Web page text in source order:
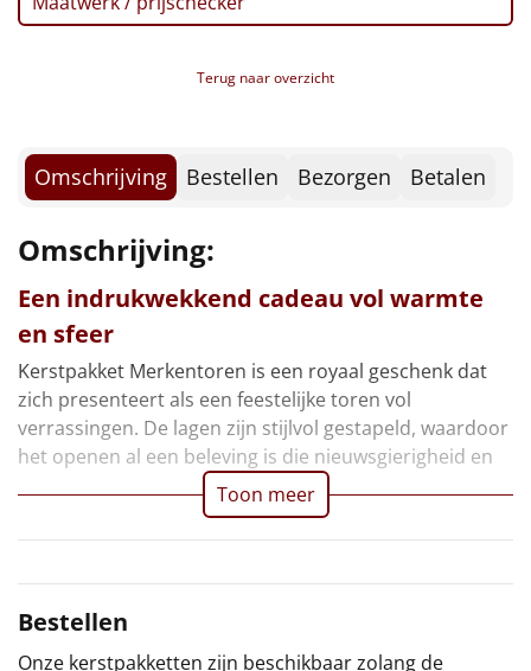
Borrelplank
NIEUW
Noodradio NIEUW
Deken (fleece plaid)
Alle artikelen
Overige
Ideeën
Personeel
Particulier
Koekreep, 90 gr
Toast 'Teamwork', 100 gr
Haverkoekjes 'Amazing', 135 gr
Team Magazine
Postcode Loterij Lot
Verpakt in een feestelijke kerstdoos, 39 x 29 x 30 cm
Terug naar overzicht
Omschrijving Bestellen Bezorgen Betalen
Omschrijving:
Een indrukwekkend cadeau vol warmte
en sfeer
Kerstpakket Merkentoren is een royaal geschenk dat
zich presenteert als een feestelijke toren vol
verrassingen. De lagen zijn stijlvol gestapeld, waardoor
het openen al een beleving is die nieuwsgierigheid en
Toon meer
Bestellen
Onze kerstpakketten zijn beschikbaar zolang de